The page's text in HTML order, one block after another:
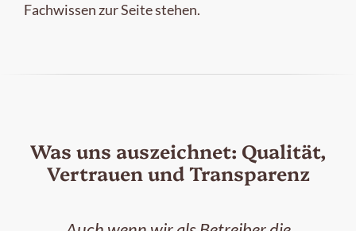
Fachwissen zur Seite stehen.
Was uns auszeichnet: Qualität,
Vertrauen und Transparenz